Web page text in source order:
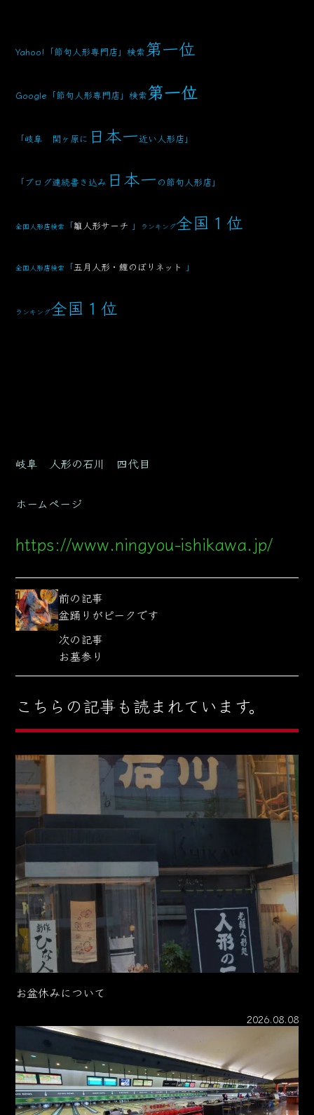
Yahoo!「節句人形専門店」検索第一位
Google「節句人形専門店」検索第一位
「岐阜 関ヶ原に 日本一近い人形店」
「ブログ連続書き込み 日本一 の節句人形店」
全国人形店検索 「雛人形サーチ 」 ランキング全国１位
全国人形店検索 「五月人形・鯉のぼりネット 」
ランキング全国１位
岐阜 人形の石川 四代目
ホームページ
https://www.ningyou-ishikawa.jp/
前の記事
盆踊りがピークです
次の記事
お墓参り
こちらの記事も読まれています。
お盆休みについて
2026.08.08